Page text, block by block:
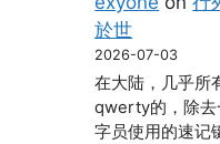
於世
2026-07-03
在大陆，几乎所
qwerty的，除去
字员使用的速记